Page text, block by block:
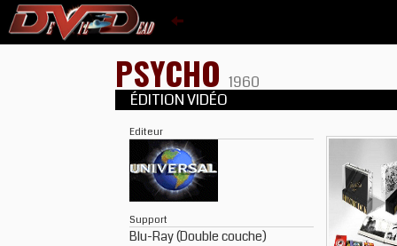
PSYCHO 1960
ÉDITION VIDÉO
Editeur
Support
Blu-Ray (Double couche)